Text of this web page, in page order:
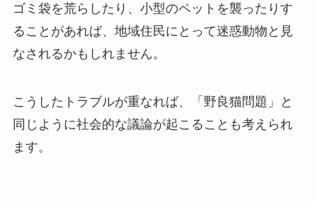
ゴミ袋を荒らしたり、小型のペットを襲ったりす
ることがあれば、地域住民にとって迷惑動物と見
なされるかもしれません。
こうしたトラブルが重なれば、「野良猫問題」と
同じように社会的な議論が起こることも考えられ
ます。